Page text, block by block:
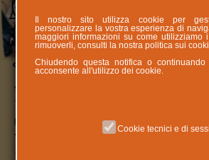
Lettera del Ministro per
disabilità Alessandra
la Casa del Sole
Il nostro sito utilizza cookie per
personalizzare la vostra esperienza di
maggiori informazioni su come utilizziamo
rimuoverli, consulti la nostra politica sui
Chiudendo questa notifica o
acconsente all'utilizzo dei cookie.
Cookie tecnici e di